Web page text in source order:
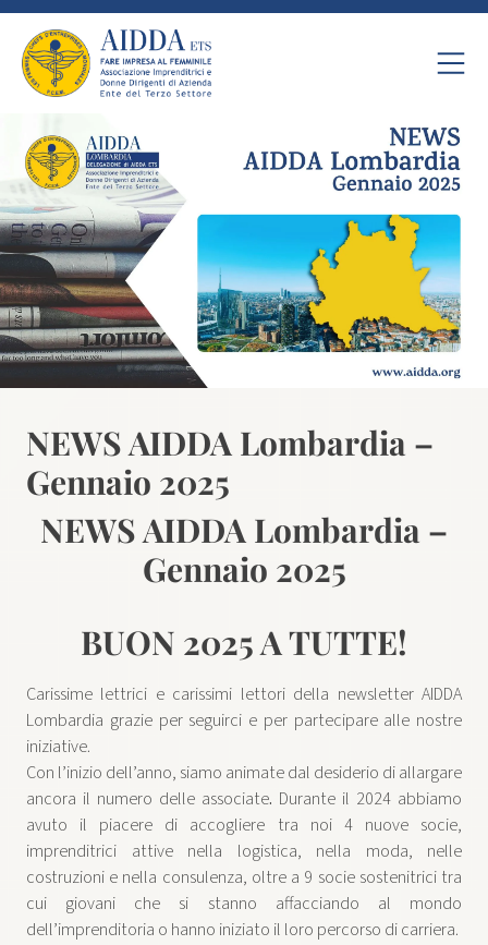
NEWS AIDDA Lombardia –
Gennaio 2025
NEWS AIDDA Lombardia –
Gennaio 2025
BUON 2025 A TUTTE!
Carissime lettrici e carissimi lettori della newsletter AIDDA
Lombardia grazie per seguirci e per partecipare alle nostre
iniziative.
Con l’inizio dell’anno, siamo animate dal desiderio di allargare
ancora il numero delle associate. Durante il 2024 abbiamo
avuto il piacere di accogliere tra noi 4 nuove socie,
imprenditrici attive nella logistica, nella moda, nelle
costruzioni e nella consulenza, oltre a 9 socie sostenitrici tra
cui giovani che si stanno affacciando al mondo
dell’imprenditoria o hanno iniziato il loro percorso di carriera.